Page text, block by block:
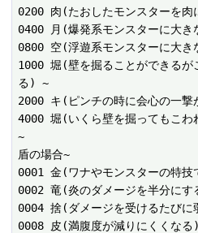
0200 肉(たおしたモンスターを
0400 月(爆発系モンスターに大
0800 空(浮遊系モンスターに大
1000 堀(壁を掘ることができるが
る) ~
2000 キ(ピンチの時に会心の一
4000 堀(いくら壁を掘ってもこ
~
盾の場合~
0001 金(ワナやモンスターの特
0002 竜(炎のダメージを半分に
0004 捨(ダメージを受けるたび
0008 皮(満腹度が減りにくくな